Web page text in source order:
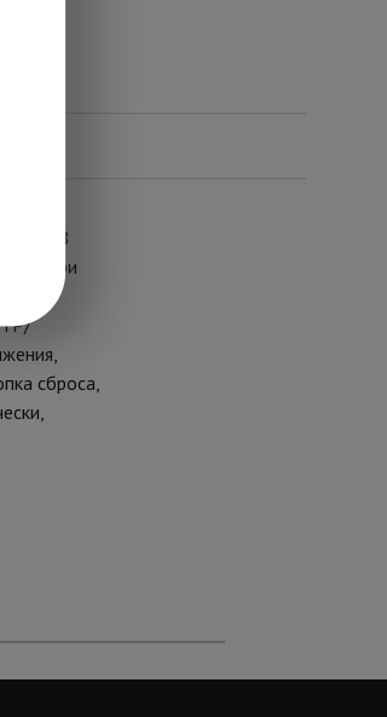
, ROI(8
Лк при
сброса,